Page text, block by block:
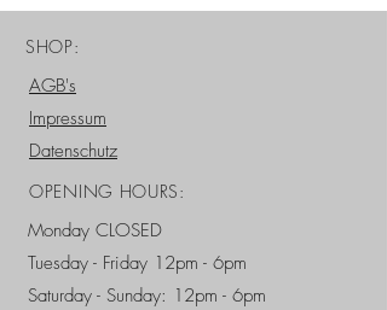
SHOP:
AGB's
Impressum
Datenschutz
OPENING HOURS:
Monday CLOSED
Tuesday - Friday 12pm - 6pm
Saturday - Sunday: 12pm - 6pm